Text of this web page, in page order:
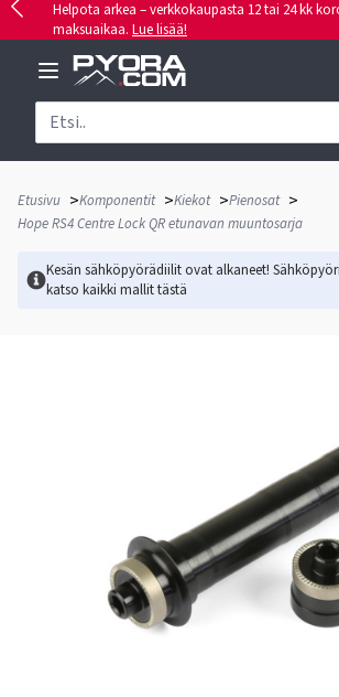
Helpota arkea – verkkokaupasta 12 tai 24 kk
maksuaikaa. Lue lisää!
Etusivu >Komponentit >Kiekot >Pienosat >
Hope RS4 Centre Lock QR etunavan muuntosarja
Kesän sähköpyörädiilit ovat alkaneet!
katso kaikki mallittästä